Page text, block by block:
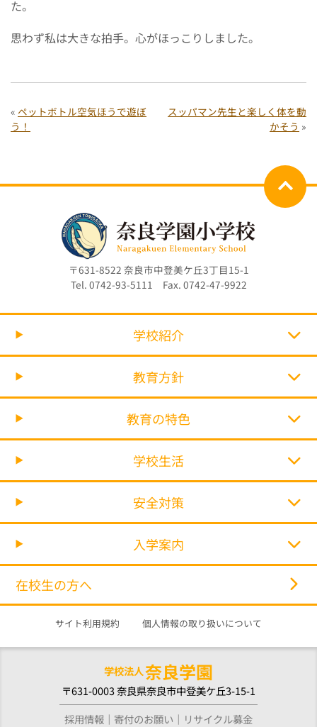
た。
思わず私は大きな拍手。心がほっこりしました。
« ペットボトル空気ほうで遊ぼ
う！
スッパマン先生と楽しく体を動
かそう »
〒631-8522 奈良市中登美ケ丘3丁目15-1
Tel. 0742-93-5111 Fax. 0742-47-9922
学校紹介
教育方針
教育の特色
学校生活
安全対策
入学案内
在校生の方へ
サイト利用規約 個人情報の取り扱いについて
学校法人奈良学園
〒631-0003 奈良県奈良市中登美ケ丘3-15-1
採用情報
寄付のお願い リサイクル募金